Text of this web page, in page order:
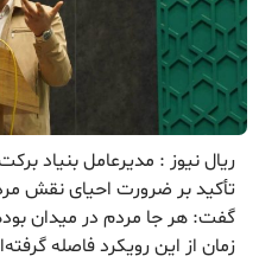
ریال نیوز : مدیرعامل بنیاد
تأکید بر ضرورت احیای نقش
گفت: هر جا مردم در میدان
زمان از این رویکرد فاصله